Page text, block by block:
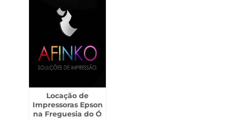
Locação de
Impressoras Epson
na Freguesia do Ó